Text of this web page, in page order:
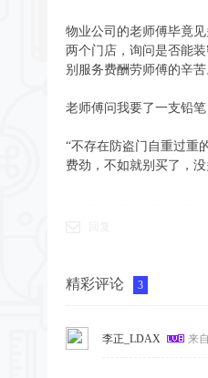
物业公司的老师傅毕竟
两个门店，询问是否能
别服务费酬劳师傅的辛苦
老师傅问我要了一支铅
“不存在防盗门自重过重
费劲，不如就别买了，
精彩评论 3
李正_LDAX 来